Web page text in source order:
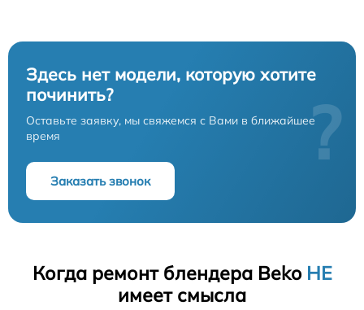
Здесь нет модели, которую хотите
починить?
Оставьте заявку, мы свяжемся с Вами в ближайшее
время
Заказать звонок
?
Когда ремонт блендера Beko НЕ
имеет смысла